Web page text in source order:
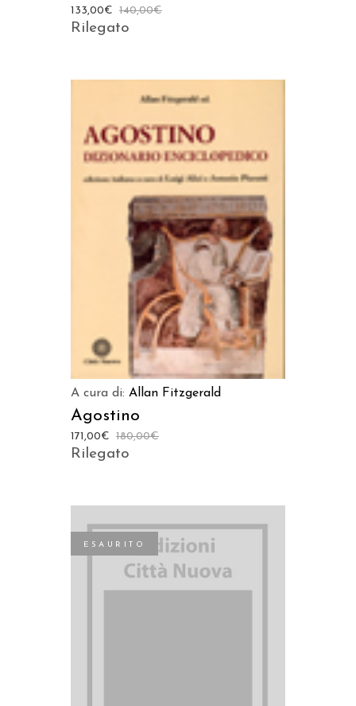
140,00€
133,00€
Rilegato
AGGIUNGI AL CARRELLO
A cura di: Allan Fitzgerald
Agostino
180,00€
171,00€
Rilegato
ESAURITO